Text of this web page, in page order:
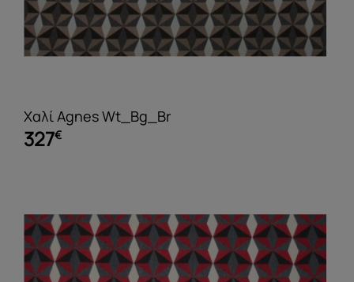
Χαλί Agnes Wt_Bg_Br
327€